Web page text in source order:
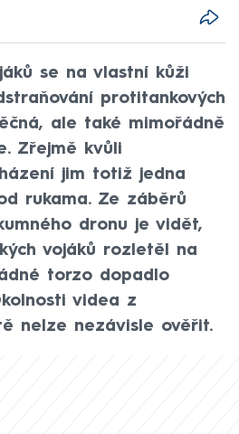
se na vlastní kůži
protitankových
ale také mimořádně
Zřejmě kvůli
jim totiž jedna
rukama. Ze záběrů
dronu je vidět,
vojáků rozletěl na
torzo dopadlo
videa z
nelze nezávisle ověřit.